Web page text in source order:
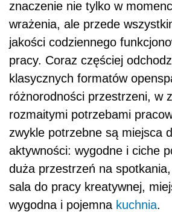
znaczenie nie tylko w
wrażenia, ale przede
jakości codziennego
pracy. Coraz częściej
klasycznych formatów
różnorodności przestrzeni, w
rozmaitymi potrzebami
zwykle potrzebne są miejsca
aktywności: wygodne i ciche
duża przestrzeń na
sala do pracy kreatywnej,
wygodna i pojemna kuchnia.